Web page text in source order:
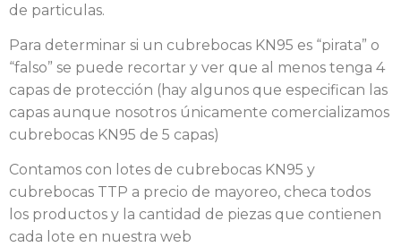
de particulas.
Para determinar si un cubrebocas KN95 es “pirata” o
“falso” se puede recortar y ver que al menos tenga 4
capas de protección (hay algunos que especifican las
capas aunque nosotros únicamente comercializamos
cubrebocas KN95 de 5 capas)
Contamos con lotes de cubrebocas KN95 y
cubrebocas TTP a precio de mayoreo, checa todos
los productos y la cantidad de piezas que contienen
cada lote en nuestra web